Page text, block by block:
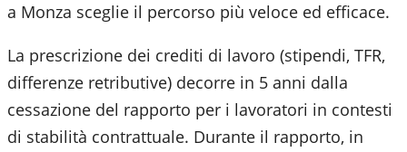
a Monza sceglie il percorso più veloce ed efficace.
La prescrizione dei crediti di lavoro (stipendi, TFR,
differenze retributive) decorre in 5 anni dalla
cessazione del rapporto per i lavoratori in contesti
di stabilità contrattuale. Durante il rapporto, in